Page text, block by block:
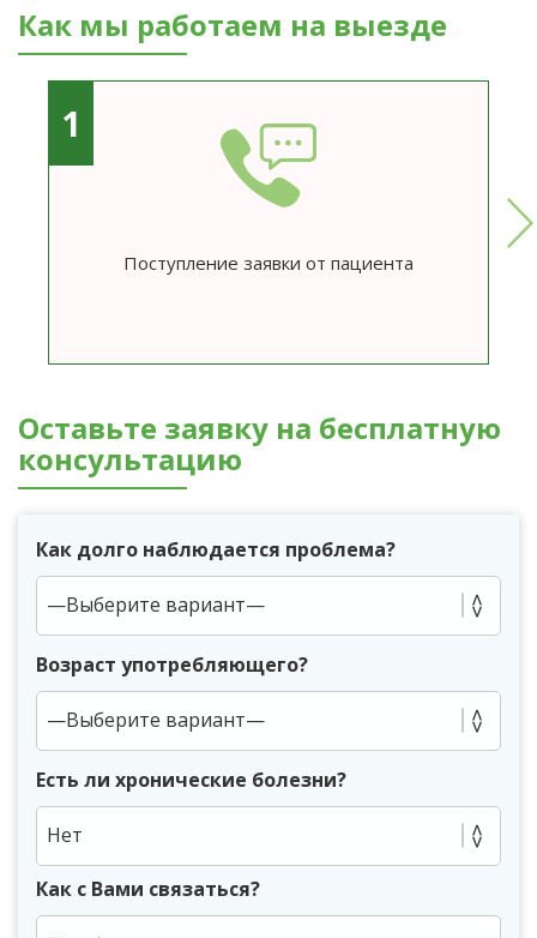
Как мы работаем на выезде
1
Поступление заявки от пациента
Оставьте заявку на бесплатную
консультацию
Как долго наблюдается проблема?
Возраст употребляющего?
Есть ли хронические болезни?
Нет
Как с Вами связаться?